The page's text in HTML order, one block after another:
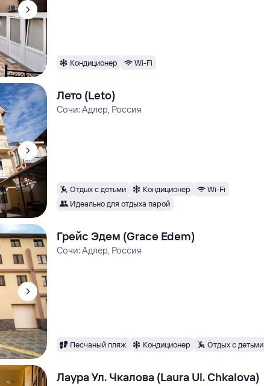
Кондиционер Wi-Fi
Лето (Leto)
Сочи: Адлер, Россия
Отдых с детьми Кондиционер
Wi-Fi
Идеально для отдыха парой
Грейс Эдем (Grace Edem)
Сочи: Адлер, Россия
Песчаный пляж Кондиционер Отдых с детьми
Лаура Ул. Чкалова (Laura Ul. Chkalova)